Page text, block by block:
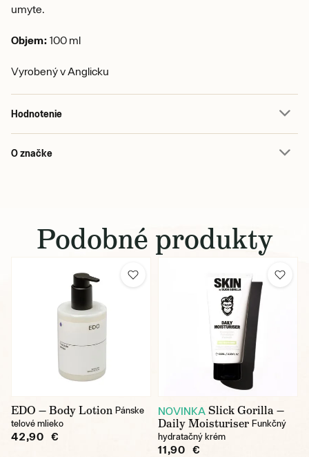
umyte.
Objem: 100 ml
Vyrobený v Anglicku
Hodnotenie
O značke
Podobné produkty
EDO — Body Lotion Pánske
telové mlieko
42,90 €
NOVINKA Slick Gorilla —
Daily Moisturiser Funkčný
hydratačný krém
11,90 €